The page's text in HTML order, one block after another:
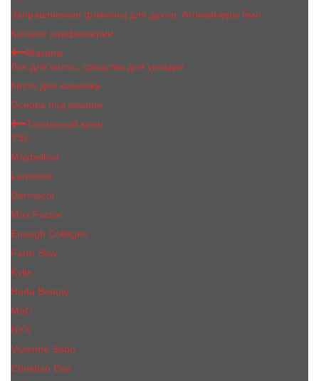
Заправляемые флаконы для духов, Атомайзеры 5мл
Каталог парфюмерии
Макияж
Лак для волос, средства для укладки
Кисти для макияжа
Основа под макияж
Тональный крем
YSL
Maybelline
Lancome
Dermacol
Max Factor
Enough Collagen
Farm Stay
Kylie
Huda Beauty
МаС
NYX
Vivienne Sabo
Сhristiаn Diоr